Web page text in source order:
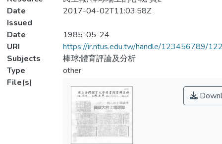
Date
Issued
2017-04-02T11:03:58Z
Date
1985-05-24
URI
https://ir.ntus.edu.tw/handle/123456789/
Subjects
棒球;體育評論及分析
Type
other
File(s)